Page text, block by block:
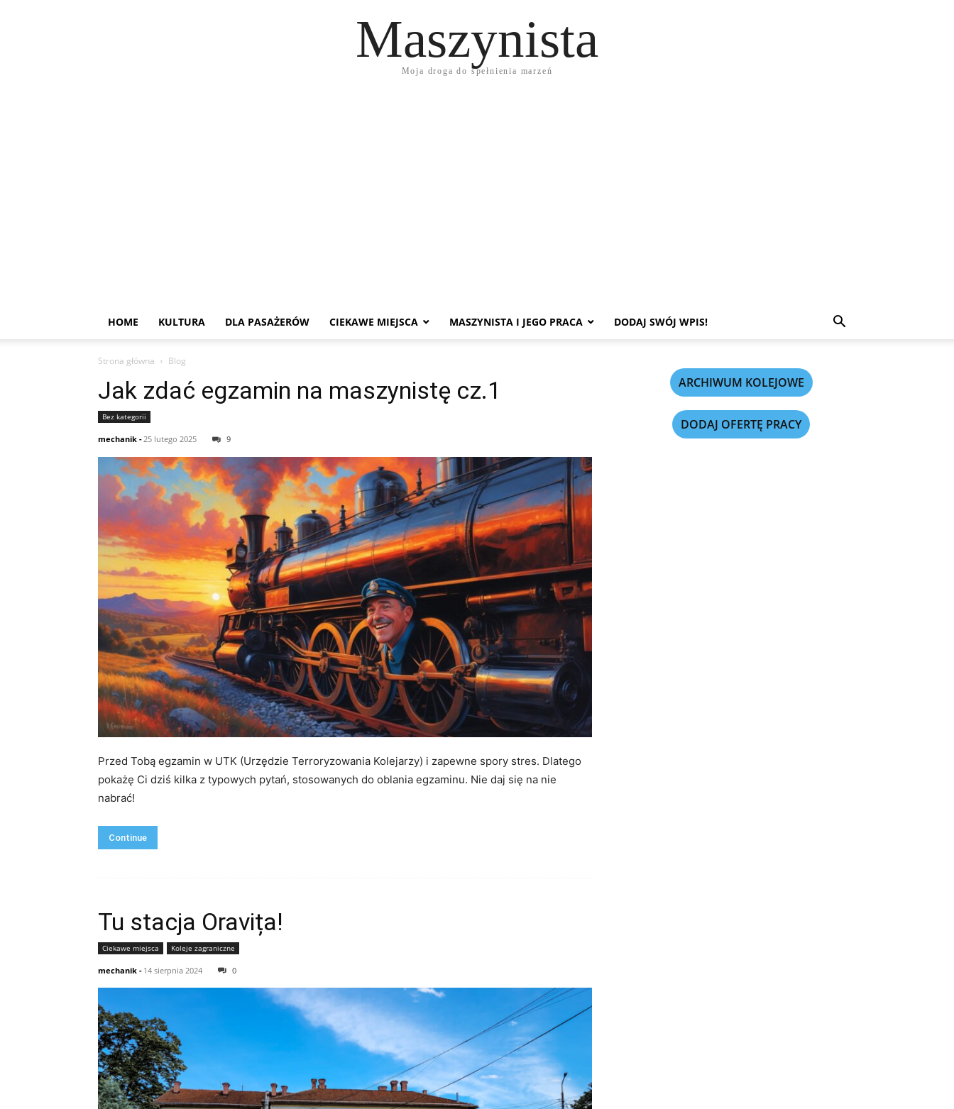
Maszynista
Moja droga do spełnienia marzeń
HOME KULTURA DLA PASAŻERÓW CIEKAWE MIEJSCA MASZYNISTA I JEGO PRACA DODAJ SWÓJ WPIS!
Strona główna Blog
Jak zdać egzamin na maszynistę cz.1
Bez kategorii
mechanik -25 lutego 2025 9
Przed Tobą egzamin w UTK (Urzędzie Terroryzowania Kolejarzy) i zapewne spory stres. Dlatego
pokażę Ci dziś kilka z typowych pytań, stosowanych do oblania egzaminu. Nie daj się na nie
nabrać!
Continue
Tu stacja Oravița!
Ciekawe miejsca Koleje zagraniczne
mechanik - 14 sierpnia 2024 0
ARCHIWUM KOLEJOWE
DODAJ OFERTĘ PRACY